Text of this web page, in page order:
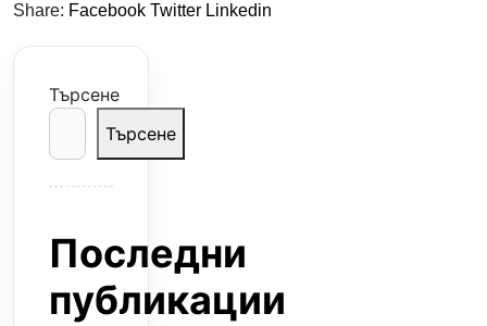
Share: Facebook Twitter Linkedin
Търсене
Търсене
Последни
публикации